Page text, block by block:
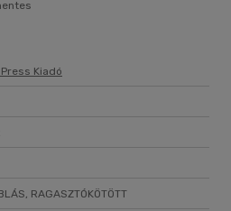
Kiadó
RAGASZTÓKÖTÖTT